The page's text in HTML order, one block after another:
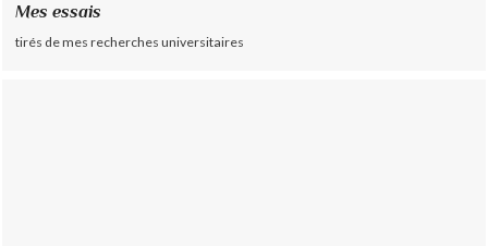
Mes essais
tirés de mes recherches universitaires